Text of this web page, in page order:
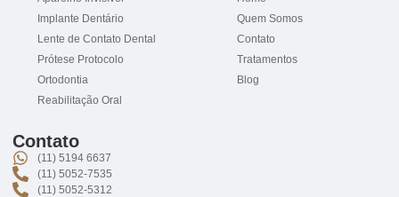
Implante Dentário
Lente de Contato Dental
Prótese Protocolo
Ortodontia
Reabilitação Oral
Quem Somos
Contato
Tratamentos
Blog
Contato
(11) 5194 6637
(11) 5052-7535
(11) 5052-5312